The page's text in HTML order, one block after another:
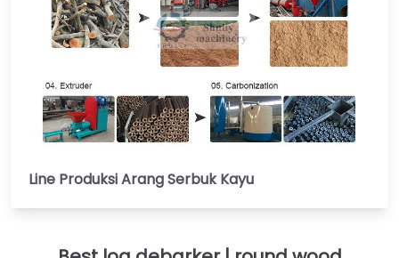
Line Produksi Arang Serbuk Kayu